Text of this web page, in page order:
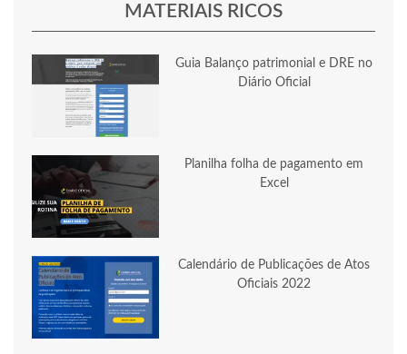
MATERIAIS RICOS
Guia Balanço patrimonial e DRE no
Diário Oficial
Planilha folha de pagamento em
Excel
Calendário de Publicações de Atos
Oficiais 2022